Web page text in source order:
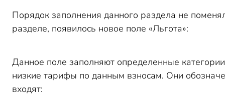
Порядок заполнения данного раздела не
разделе, появилось новое поле «Льгота»:
Данное поле заполняют определенные
низкие тарифы по данным взносам. Они
входят: